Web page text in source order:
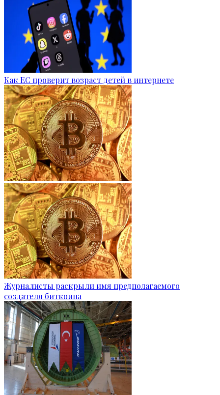
Как ЕС проверит возраст детей в интернете
Журналисты раскрыли имя предполагаемого
создателя биткоина